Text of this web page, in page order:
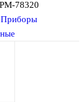
78320
Приборы